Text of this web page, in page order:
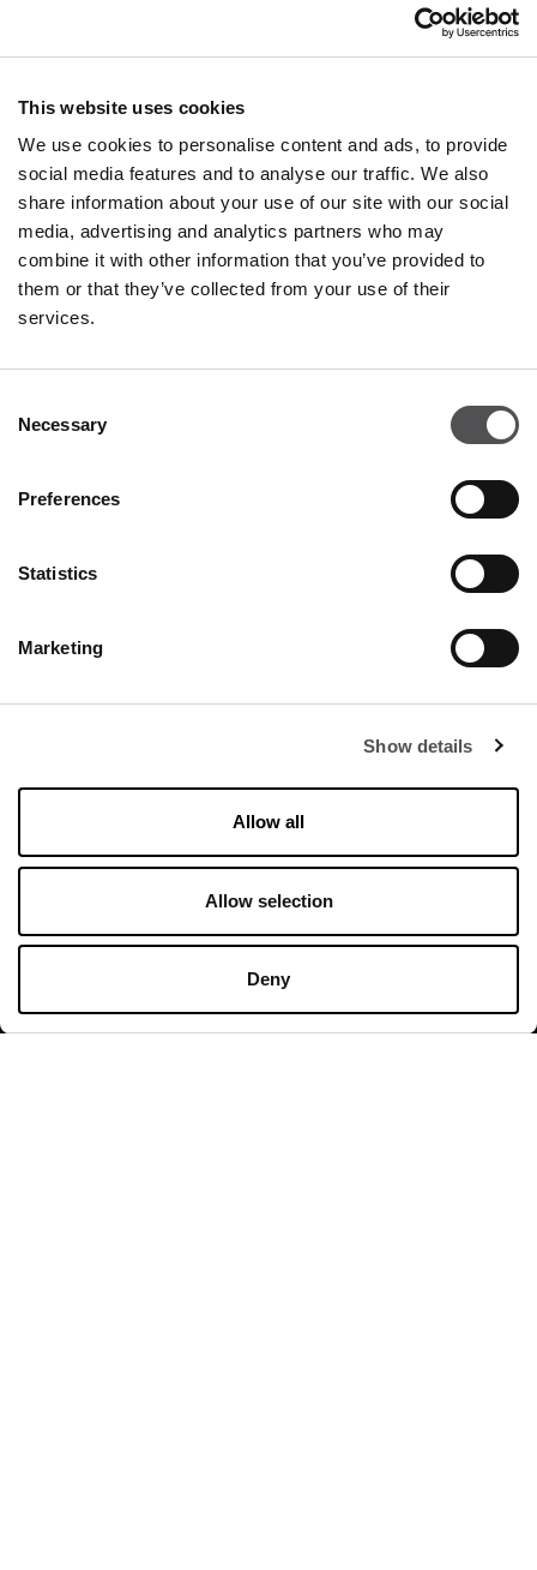
This website uses cookies
We use cookies to personalise content and ads, to provide
social media features and to analyse our traffic. We also
share information about your use of our site with our social
media, advertising and analytics partners who may
combine it with other information that you’ve provided to
them or that they’ve collected from your use of their
services.
Selection
Necessary
Preferences
Statistics
Marketing
Show details
Allow all
Allow selection
Deny
GIUNTI AL PUNTO
Franciacorta Designer Village
DESIGNER VILLAGE
Orari di apertura
Negozi
Lunedì - Domenica 10:00 - 20:00